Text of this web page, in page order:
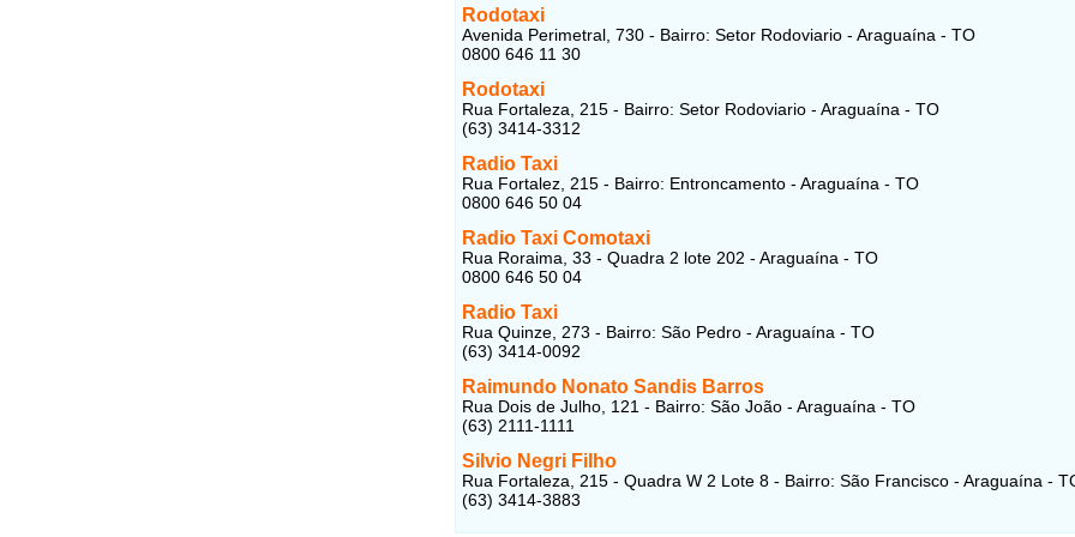
Rodotaxi
Avenida Perimetral, 730 - Bairro: Setor Rodoviario - Araguaína - TO
0800 646 11 30
Rodotaxi
Rua Fortaleza, 215 - Bairro: Setor Rodoviario - Araguaína - TO
(63) 3414-3312
Radio Taxi
Rua Fortalez, 215 - Bairro: Entroncamento - Araguaína - TO
0800 646 50 04
Radio Taxi Comotaxi
Rua Roraima, 33 - Quadra 2 lote 202 - Araguaína - TO
0800 646 50 04
Radio Taxi
Rua Quinze, 273 - Bairro: São Pedro - Araguaína - TO
(63) 3414-0092
Raimundo Nonato Sandis Barros
Rua Dois de Julho, 121 - Bairro: São João - Araguaína - TO
(63) 2111-1111
Silvio Negri Filho
Rua Fortaleza, 215 - Quadra W 2 Lote 8 - Bairro: São Francisco - Araguaína -
(63) 3414-3883